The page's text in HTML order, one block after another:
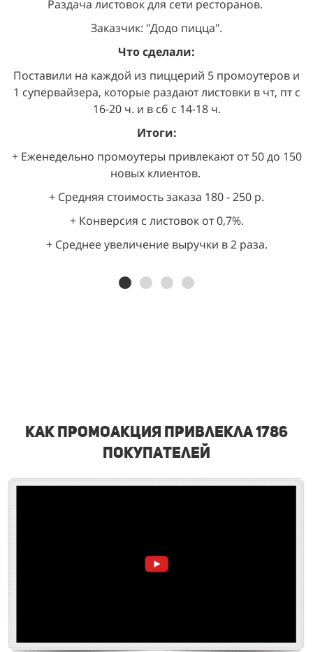
Раздача листовок для сети ресторанов.
Заказчик: "Додо пицца".
Что сделали:
Поставили на каждой из пиццерий 5 промоутеров и
1 супервайзера, которые раздают листовки в чт, пт с
16-20 ч. и в сб с 14-18 ч.
Итоги:
+ Еженедельно промоутеры привлекают от 50 до 150
новых клиентов.
+ Средняя стоимость заказа 180 - 250 р.
+ Конверсия с листовок от 0,7%.
+ Среднее увеличение выручки в 2 раза.
Как промоакция привлекла 1786
покупателей